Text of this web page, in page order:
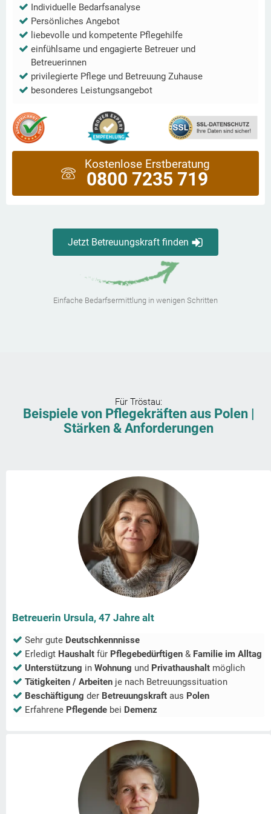
Individuelle Bedarfsanalyse
Persönliches Angebot
liebevolle und kompetente Pflegehilfe
einfühlsame und engagierte Betreuer und
Betreuerinnen
privilegierte Pflege und Betreuung Zuhause
besonderes Leistungsangebot
Kostenlose Erstberatung
0800 7235 719
Jetzt Betreuungskraft finden
Einfache Bedarfsermittlung in wenigen Schritten
Für Tröstau:
Beispiele von Pflegekräften aus Polen |
Stärken & Anforderungen
Betreuerin Ursula, 47 Jahre alt
Sehr gute Deutschkennnisse
Erledigt Haushalt für Pflegebedürftigen & Familie im Alltag
Unterstützung in Wohnung und Privathaushalt möglich
Tätigkeiten / Arbeiten je nach Betreuungssituation
Beschäftigung der Betreuungskraft aus Polen
Erfahrene Pflegende bei Demenz